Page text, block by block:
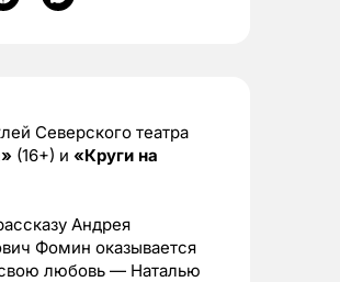
Северского театра
(16+) и «Круги на
Андрея
Фомин оказывается
любовь — Наталью